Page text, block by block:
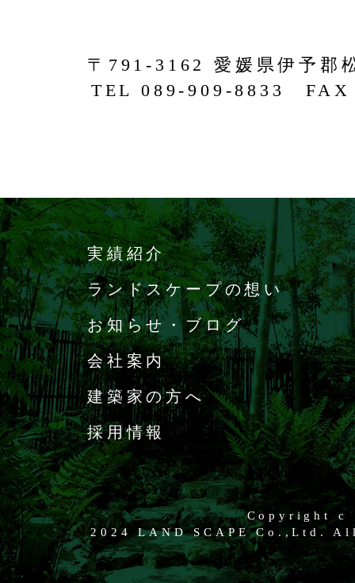
〒791-3162 愛媛県伊予郡
TEL 089-909-8833 FAX
実績紹介
ランドスケープの想い
お知らせ・ブログ
会社案内
建築家の方へ
採用情報
Copyright c
2024 LAND SCAPE Co.,Ltd.